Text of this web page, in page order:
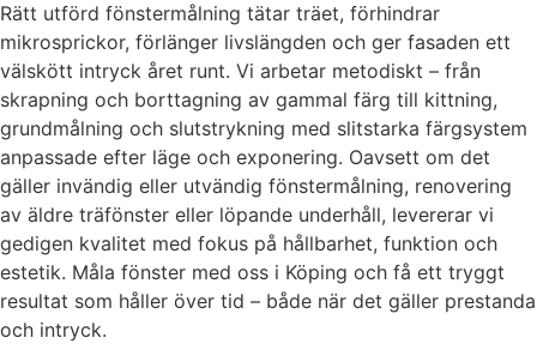
Rätt utförd fönstermålning tätar träet, förhindrar
mikrosprickor, förlänger livslängden och ger fasaden ett
välskött intryck året runt. Vi arbetar metodiskt – från
skrapning och borttagning av gammal färg till kittning,
grundmålning och slutstrykning med slitstarka färgsystem
anpassade efter läge och exponering. Oavsett om det
gäller invändig eller utvändig fönstermålning, renovering
av äldre träfönster eller löpande underhåll, levererar vi
gedigen kvalitet med fokus på hållbarhet, funktion och
estetik. Måla fönster med oss i Köping och få ett tryggt
resultat som håller över tid – både när det gäller prestanda
och intryck.